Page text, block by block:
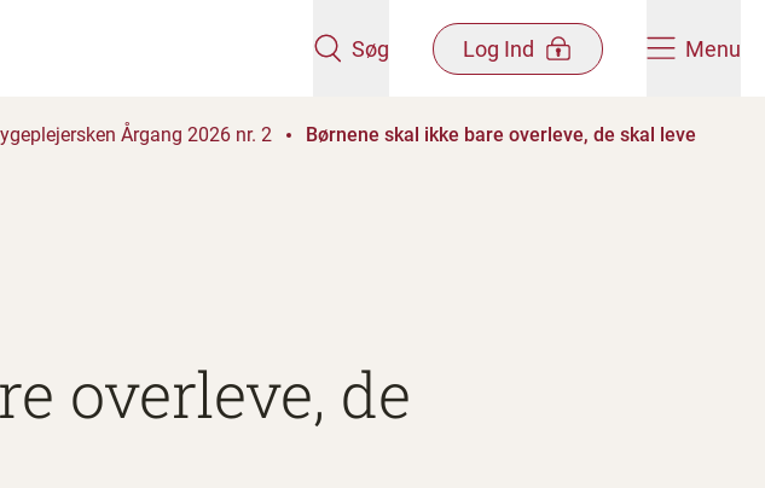
Søg Log Ind Menu
Årgang 2026 nr. 2 Børnene skal ikke bare overleve, de skal leve
overleve, de